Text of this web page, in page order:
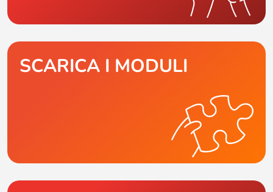
SCARICA I MODULI